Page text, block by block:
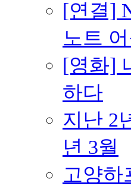
[연결]
노트
[영화]
하다
지난 2
년 3월
고양하